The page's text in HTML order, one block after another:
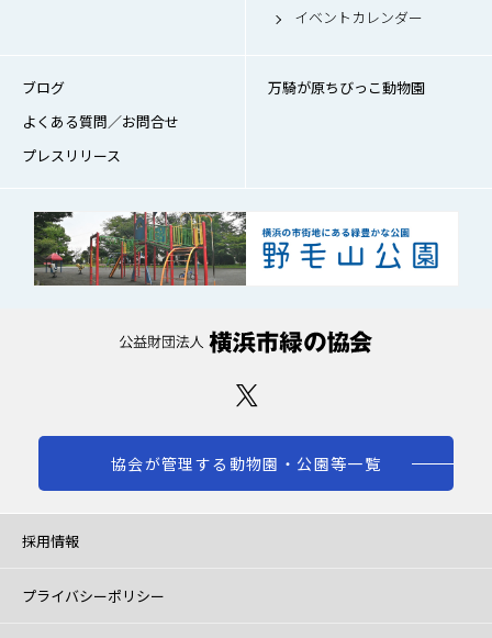
イベントカレンダー
ブログ
よくある質問／お問合せ
プレスリリース
万騎が原ちびっこ動物園
協会が管理する動物園・公園等一覧
採用情報
プライバシーポリシー